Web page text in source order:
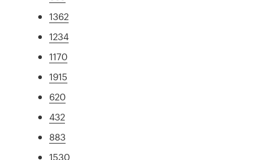
1362
1234
1170
1915
620
432
883
1530